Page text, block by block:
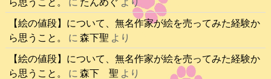
【絵の値段】について、無名作家が絵を売ってみた経験か
ら思うこと。
に 森下聖 より
【絵の値段】について、無名作家が絵を売ってみた経験か
ら思うこと。
に 森下 聖 より